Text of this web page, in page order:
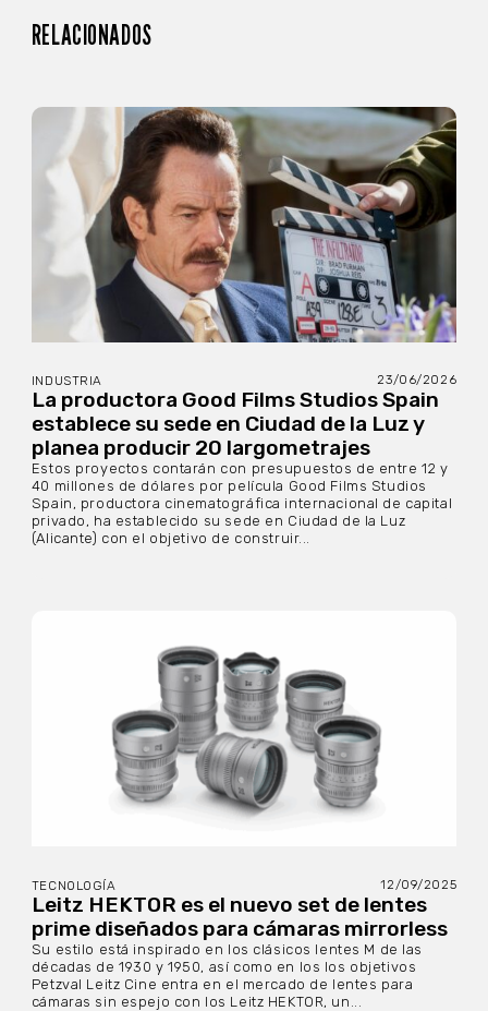
RELACIONADOS
INDUSTRIA 23/06/2026
La productora Good Films Studios Spain
establece su sede en Ciudad de la Luz y
planea producir 20 largometrajes
Estos proyectos contarán con presupuestos de entre 12 y
40 millones de dólares por película Good Films Studios
Spain, productora cinematográfica internacional de capital
privado, ha establecido su sede en Ciudad de la Luz
(Alicante) con el objetivo de construir...
TECNOLOGÍA 12/09/2025
Leitz HEKTOR es el nuevo set de lentes
prime diseñados para cámaras mirrorless
Su estilo está inspirado en los clásicos lentes M de las
décadas de 1930 y 1950, así como en los los objetivos
Petzval Leitz Cine entra en el mercado de lentes para
cámaras sin espejo con los Leitz HEKTOR, un...